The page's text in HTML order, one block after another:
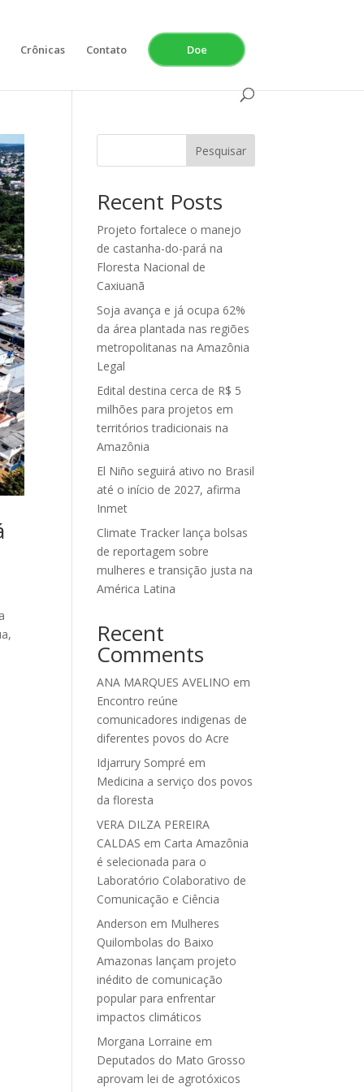
Crônicas Contato Doe
Pesquisar
Recent Posts
Projeto fortalece o manejo
de castanha-do-pará na
Floresta Nacional de
Caxiuanã
Soja avança e já ocupa 62%
da área plantada nas regiões
metropolitanas na Amazônia
Legal
Edital destina cerca de R$ 5
milhões para projetos em
territórios tradicionais na
Amazônia
El Niño seguirá ativo no Brasil
até o início de 2027, afirma
Inmet
Climate Tracker lança bolsas
de reportagem sobre
mulheres e transição justa na
América Latina
Recent
Comments
ANA MARQUES AVELINO em
Encontro reúne
comunicadores indigenas de
diferentes povos do Acre
Idjarrury Sompré em
Medicina a serviço dos povos
da floresta
VERA DILZA PEREIRA
CALDAS em Carta Amazônia
é selecionada para o
Laboratório Colaborativo de
Comunicação e Ciência
Anderson em Mulheres
Quilombolas do Baixo
Amazonas lançam projeto
inédito de comunicação
popular para enfrentar
impactos climáticos
Morgana Lorraine em
Deputados do Mato Grosso
aprovam lei de agrotóxicos